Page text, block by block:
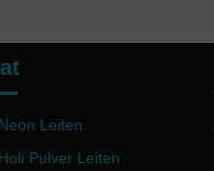
Leiten
Pulver Leiten